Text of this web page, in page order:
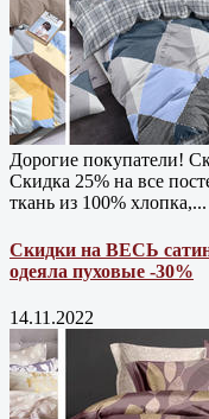
Дорогие покупатели!
Скидка 25% на все
ткань из 100% хлопка,...
Скидки на ВЕСЬ
одеяла пуховые -30%
14.11.2022